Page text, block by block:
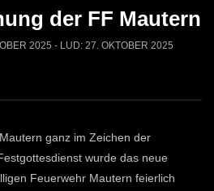
591
0
der FF Mautern
2025 - LUD: 27. OKTOBER 2025
ganz im Zeichen der
wurde das neue
Feuerwehr Mautern feierlich